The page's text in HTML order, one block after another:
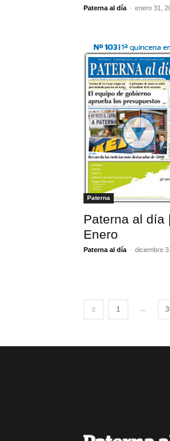
Paterna al día - enero 31,
Paterna
Paterna al día
Enero
Paterna al día - diciembre
1 ...